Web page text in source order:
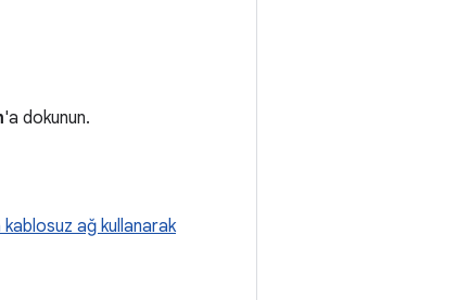
'a dokunun.
kablosuz ağ kullanarak